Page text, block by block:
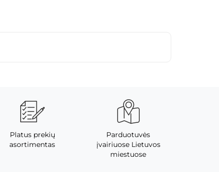
Platus prekių
asortimentas
Parduotuvės
įvairiuose Lietuvos
miestuose